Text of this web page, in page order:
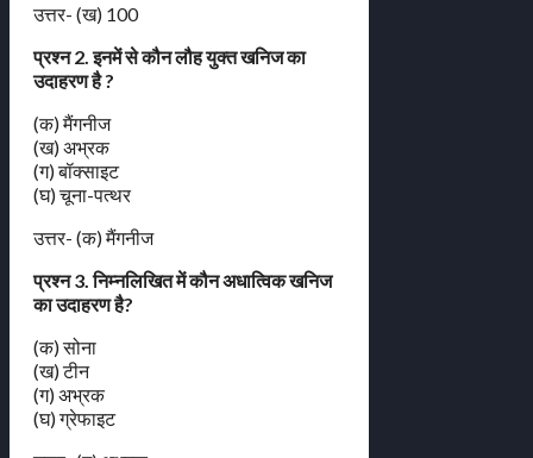
उत्तर- (ख) 100
प्रश्न 2. इनमें से कौन लौह युक्त खनिज का
उदाहरण है ?
(क) मैंगनीज
(ख) अभ्रक
(ग) बॉक्साइट
(घ) चूना-पत्थर
उत्तर- (क) मैंगनीज
प्रश्न 3. निम्नलिखित में कौन अधात्विक खनिज
का उदाहरण है?
(क) सोना
(ख) टीन
(ग) अभ्रक
(घ) ग्रेफाइट